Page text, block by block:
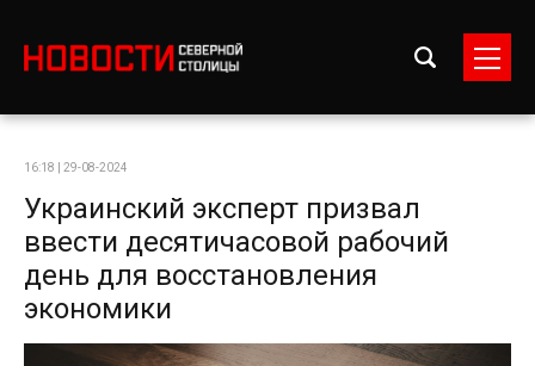
16:18 | 29-08-2024
Украинский эксперт призвал
ввести десятичасовой рабочий
день для восстановления
экономики